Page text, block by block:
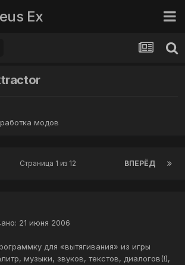
Ex
модов
ВПЕРЁД
Страница 1 из 12
21 июня 2006
для «вытягивания» из игры
музыки, звуков, текстов, диалогов(!),